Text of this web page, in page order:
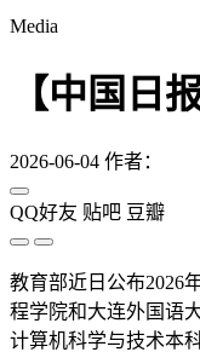
Media
【中国日
2026-06-04 作者：
QQ好友 贴吧 豆瓣
教育部近日公布2026
程学院和大连外国语
计算机科学与技术本